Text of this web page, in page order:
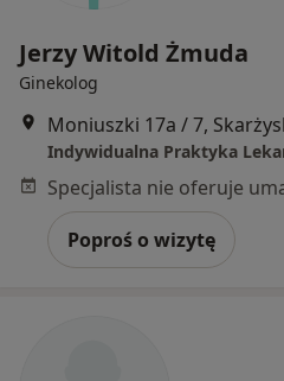
Jerzy Witold Żmuda
Ginekolog
Moniuszki 17a / 7,
Indywidualna Praktyka
Poproś o wizytę